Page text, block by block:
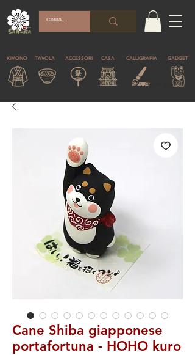
KIMONO TAVOLA ACCESSORI CASA CALLIGRAFIA GADGET
© Copyright
Cane Shiba giapponese
portafortuna - HOHO kuro